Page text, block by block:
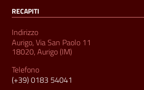
RECAPITI
Indirizzo
Aurigo, Via San Paolo 11
18020, Aurigo (IM)
Telefono
(+39) 0183 54041